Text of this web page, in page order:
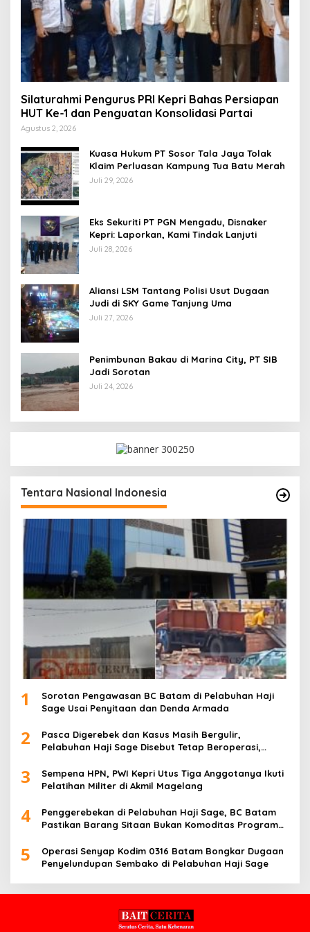
Silaturahmi Pengurus PRI Kepri Bahas Persiapan
HUT Ke-1 dan Penguatan Konsolidasi Partai
Agustus 2, 2026
Kuasa Hukum PT Sosor Tala Jaya Tolak
Klaim Perluasan Kampung Tua Batu Merah
Juli 29, 2026
Eks Sekuriti PT PGN Mengadu, Disnaker
Kepri: Laporkan, Kami Tindak Lanjuti
Juli 28, 2026
Aliansi LSM Tantang Polisi Usut Dugaan
Judi di SKY Game Tanjung Uma
Juli 27, 2026
Penimbunan Bakau di Marina City, PT SIB
Jadi Sorotan
Juli 24, 2026
Tentara Nasional Indonesia
1
Sorotan Pengawasan BC Batam di Pelabuhan Haji
Sage Usai Penyitaan dan Denda Armada
2
Pasca Digerebek dan Kasus Masih Bergulir,
Pelabuhan Haji Sage Disebut Tetap Beroperasi,
3
Sempena HPN, PWI Kepri Utus Tiga Anggotanya Ikuti
Pelatihan Militer di Akmil Magelang
4
Penggerebekan di Pelabuhan Haji Sage, BC Batam
Pastikan Barang Sitaan Bukan Komoditas Program
5
Operasi Senyap Kodim 0316 Batam Bongkar Dugaan
Penyelundupan Sembako di Pelabuhan Haji Sage